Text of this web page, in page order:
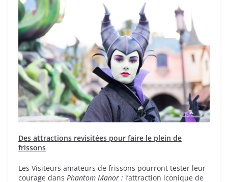
Des attractions revisitées pour faire le plein de
frissons
Les Visiteurs amateurs de frissons pourront tester leur
courage dans Phantom Manor : l’attraction iconique de